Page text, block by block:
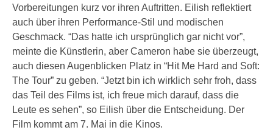
Vorbereitungen kurz vor ihren Auftritten. Eilish reflektiert
auch über ihren Performance-Stil und modischen
Geschmack. “Das hatte ich ursprünglich gar nicht vor”,
meinte die Künstlerin, aber Cameron habe sie überzeugt,
auch diesen Augenblicken Platz in “Hit Me Hard and Soft:
The Tour” zu geben. “Jetzt bin ich wirklich sehr froh, dass
das Teil des Films ist, ich freue mich darauf, dass die
Leute es sehen”, so Eilish über die Entscheidung. Der
Film kommt am 7. Mai in die Kinos.